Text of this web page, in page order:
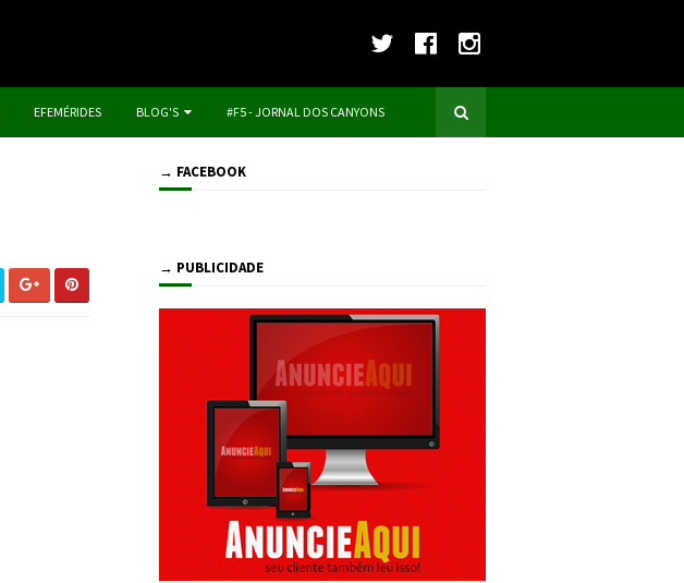
EFEMÉRIDES BLOG'S #F5 - JORNAL DOS CANYONS
→ FACEBOOK
→ PUBLICIDADE